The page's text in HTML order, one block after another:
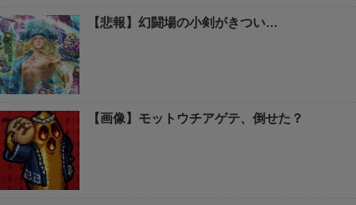
【悲報】幻闘場の小剣がきつい…
【画像】モットウチアゲテ、倒せた？